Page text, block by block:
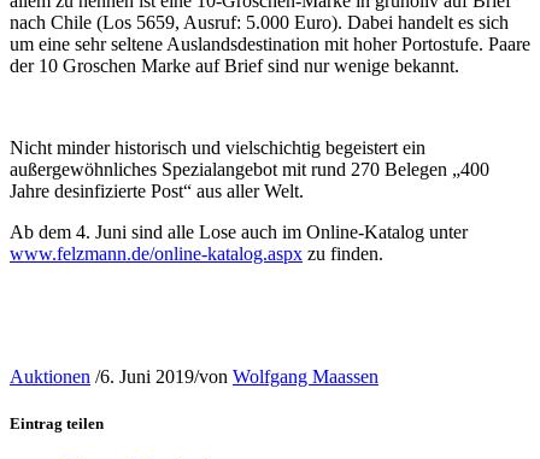
nach Chile (Los 5659, Ausruf: 5.000 Euro). Dabei handelt es sich
um eine sehr seltene Auslandsdestination mit hoher Portostufe. Paare
der 10 Groschen Marke auf Brief sind nur wenige bekannt.
Nicht minder historisch und vielschichtig begeistert ein
außergewöhnliches Spezialangebot mit rund 270 Belegen „400
Jahre desinfizierte Post“ aus aller Welt.
Ab dem 4. Juni sind alle Lose auch im Online-Katalog unter
www.felzmann.de/online-katalog.aspx zu finden.
Auktionen /6. Juni 2019/von Wolfgang Maassen
Eintrag teilen